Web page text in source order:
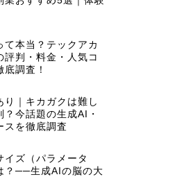
て本当？テックアカ
評判・料金・人気コ
底調査！
り｜キカガクは難し
？今話題の生成AI・
スを徹底調査
イズ（パラメータ
？──生成AIの脳の大